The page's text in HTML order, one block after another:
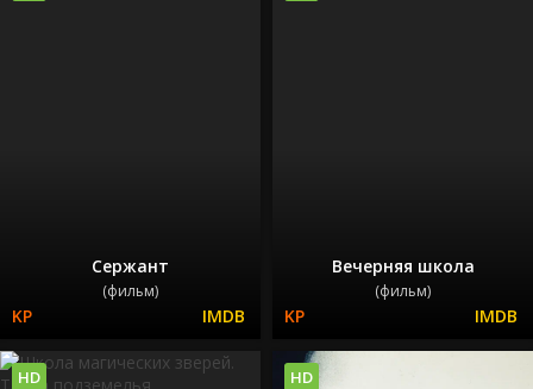
Сержант
(фильм)
Вечерняя школа
(фильм)
HD HD